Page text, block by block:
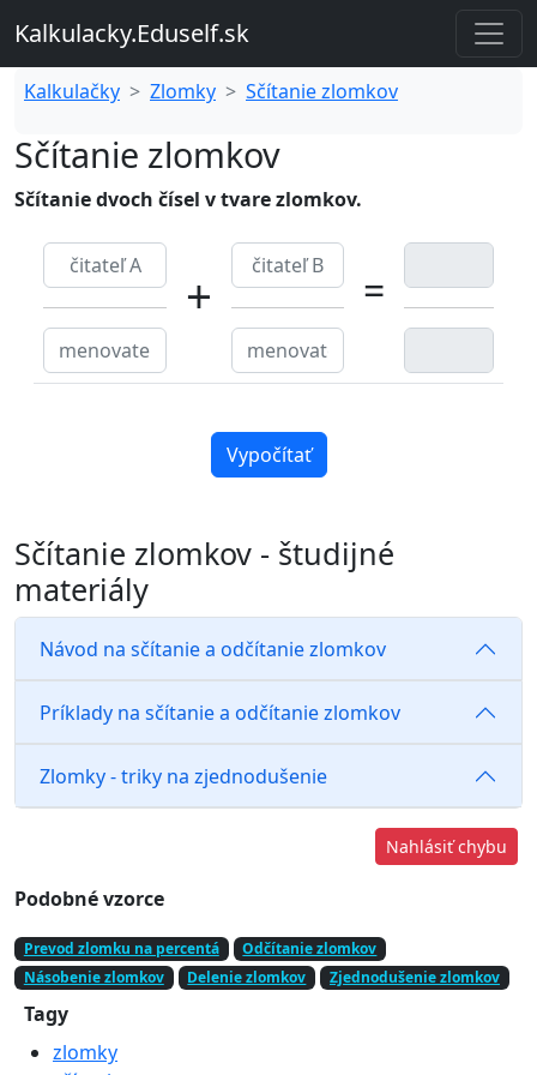
Kalkulacky.Eduself.sk
Kalkulačky Zlomky Sčítanie zlomkov
Sčítanie zlomkov
Sčítanie dvoch čísel v tvare zlomkov.
+ =
Vypočítať
Sčítanie zlomkov - študijné
materiály
Návod na sčítanie a odčítanie zlomkov
Príklady na sčítanie a odčítanie zlomkov
Zlomky - triky na zjednodušenie
Nahlásiť chybu
Podobné vzorce
Prevod zlomku na percentá
Odčítanie zlomkov
Násobenie zlomkov
Delenie zlomkov Zjednodušenie zlomkov
Tagy
zlomky